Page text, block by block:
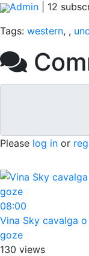
Admin 12
Tags: western, ,
Please log in or
08:00
Vina Sky cavalga
goze
130 views